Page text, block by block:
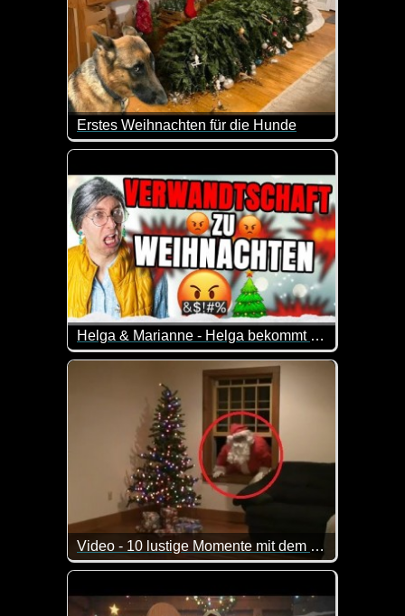
Erstes Weihnachten für die Hunde
Wenn Hunde zum ersten Mal Weihnachten feiern
Helga & Marianne - Helga bekommt Weihnachten Besuch
Helga und Marianne stecken mitten im
Video - 10 lustige Momente mit dem Nikolaus
Als Nikolaus hat man es nicht leicht. 10 lustige